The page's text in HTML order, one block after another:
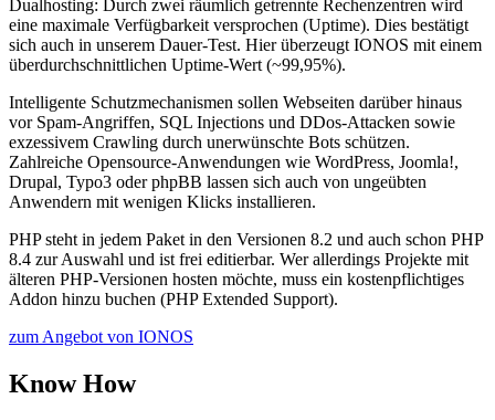
Dualhosting: Durch zwei räumlich getrennte Rechenzentren wird
eine maximale Verfügbarkeit versprochen (Uptime). Dies bestätigt
sich auch in unserem Dauer-Test. Hier überzeugt IONOS mit einem
überdurchschnittlichen Uptime-Wert (~99,95%).
Intelligente Schutzmechanismen sollen Webseiten darüber hinaus
vor Spam-Angriffen, SQL Injections und DDos-Attacken sowie
exzessivem Crawling durch unerwünschte Bots schützen.
Zahlreiche Opensource-Anwendungen wie WordPress, Joomla!,
Drupal, Typo3 oder phpBB lassen sich auch von ungeübten
Anwendern mit wenigen Klicks installieren.
PHP steht in jedem Paket in den Versionen 8.2 und auch schon PHP
8.4 zur Auswahl und ist frei editierbar. Wer allerdings Projekte mit
älteren PHP-Versionen hosten möchte, muss ein kostenpflichtiges
Addon hinzu buchen (PHP Extended Support).
zum Angebot von IONOS
Know How